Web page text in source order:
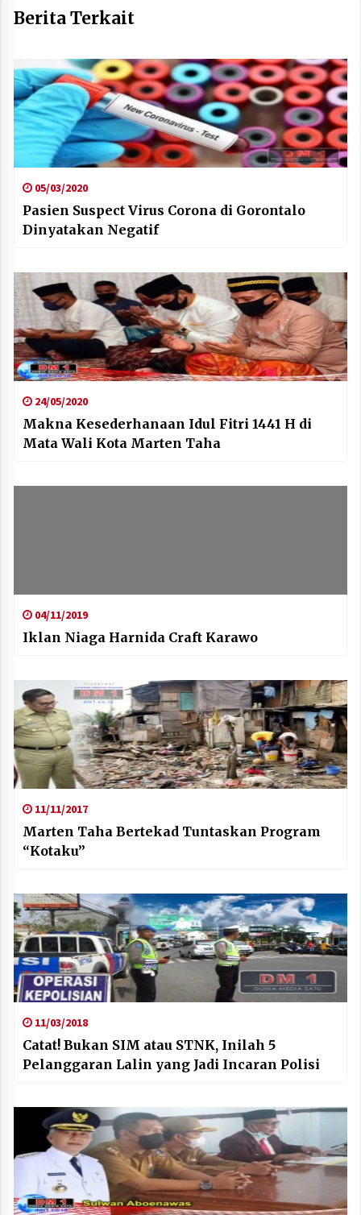
Berita Terkait
05/03/2020
Pasien Suspect Virus Corona di Gorontalo
Dinyatakan Negatif
24/05/2020
Makna Kesederhanaan Idul Fitri 1441 H di
Mata Wali Kota Marten Taha
04/11/2019
Iklan Niaga Harnida Craft Karawo
11/11/2017
Marten Taha Bertekad Tuntaskan Program
“Kotaku”
11/03/2018
Catat! Bukan SIM atau STNK, Inilah 5
Pelanggaran Lalin yang Jadi Incaran Polisi